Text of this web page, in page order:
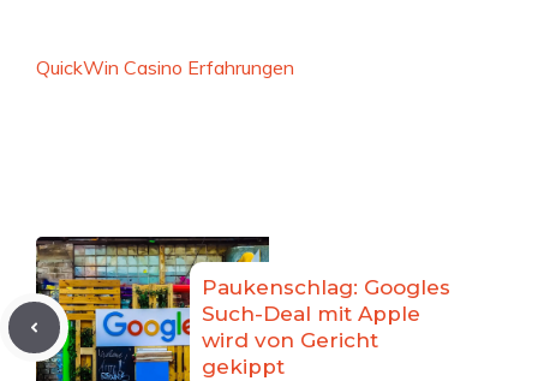
QuickWin Casino Erfahrungen
Paukenschlag: Googles
Such-Deal mit Apple
wird von Gericht
gekippt